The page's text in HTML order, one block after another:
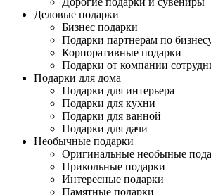
Деловые подарки
Бизнес подарки
Подарки партнерам по
Корпоративные подарки
Подарки от компании
Подарки для дома
Подарки для интерьера
Подарки для кухни
Подарки для ванной
Подарки для дачи
Необычные подарки
Оригинальные необыные
Прикольные подарки
Интересные подарки
Памятные подарки